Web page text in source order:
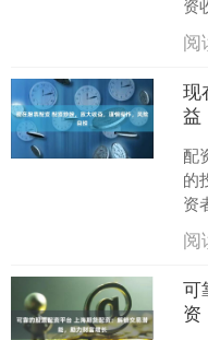
资
专
便
阅
现
益
配
的
资
得
者
阅
可
资